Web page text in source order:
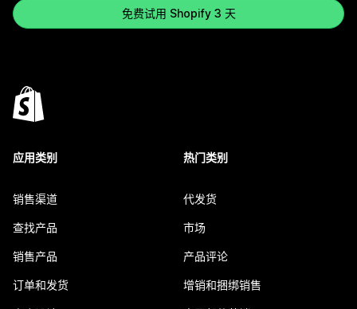
免费试用 Shopify 3 天
应用类别
销售渠道
查找产品
销售产品
订单和发货
热门类别
代发货
市场
产品评论
增销和捆绑销售